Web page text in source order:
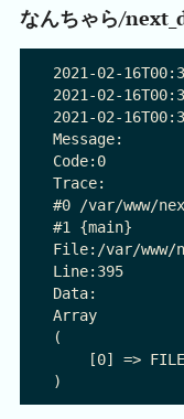
なんちゃら/
2021-02-
2021-02-
2021-02-
Message:
Code:0
Trace:
#0 /var/www/
#1 {main}
File:/var/www/
Line:395
Data:
Array
(
    [0] => FILE